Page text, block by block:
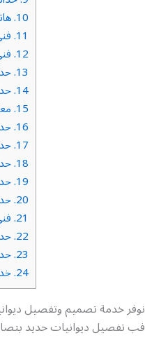
10.
11.
12.
13.
14.
15.
16.
17.
18.
19.
20.
21.
22.
23.
24.
نوفر خدمة تصميم وتفصيل
فب تفصيل ديوانيات حديد